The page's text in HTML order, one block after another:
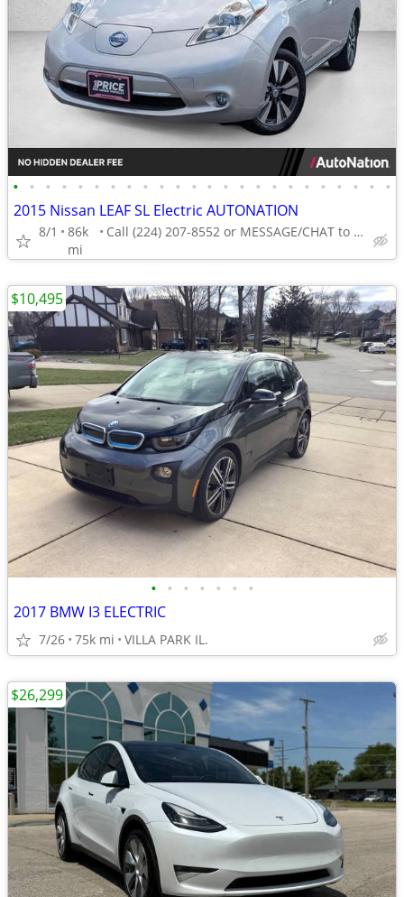
• • • • • • • • • • • • • • • • • • • • • • • •
2015 Nissan LEAF SL Electric AUTONATION
8/1
86k
mi
Call (224) 207-8552 or MESSAGE/CHAT to confirm availability
• • • • • • •
2017 BMW I3 ELECTRIC
7/26 75k mi VILLA PARK IL.
$10,495
$26,299